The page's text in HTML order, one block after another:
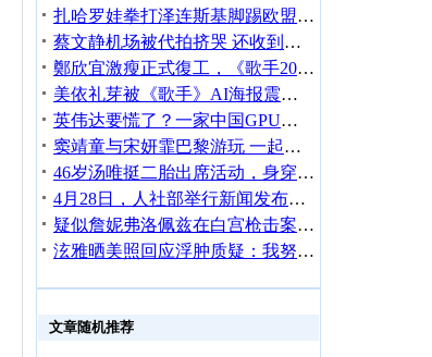
扎哈罗娃拳打泽连斯基脚踢欧盟，乌克兰军力跃居全球排行榜第12位
蔡文静机场被代拍挤哭 还收到伪装成粉丝恶意信件
鄭欣宜激瘦正式復工，《歌手2026》首張名單出爐莫文蔚有名
美依礼芽被《歌手》AI海报震惊到：差点连我都信了
英伟达要慌了？一家中国GPU通过微软WHQL认证，是全球第4家
窦靖童与宋妍霏巴黎游玩 一起用餐被网友偶遇
46岁汤唯挺二胎出席活动，身穿黑色连衣裙加黑色风衣，孕肚明显
4月28日，人社部举行新闻发布会！关于社保和养老金，讲了啥？
疑似詹妮弗洛佩兹在白宫枪击案后顺走酒
泫雅晒美照回应浮肿质疑：我努力锻炼保持健康
文章随机推荐